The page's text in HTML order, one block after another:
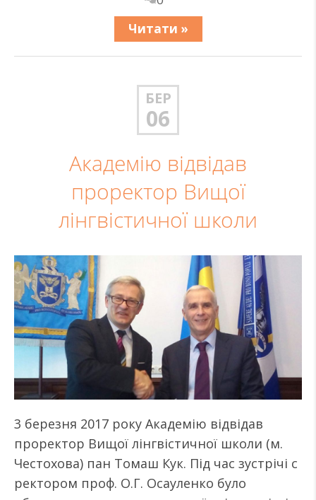
Читати »
БЕР
06
Академію відвідав
проректор Вищої
лінгвістичної школи
3 березня 2017 року Академію відвідав
проректор Вищої лінгвістичної школи (м.
Честохова) пан Томаш Кук. Під час зустрічі с
ректором проф. О.Г. Осауленко було